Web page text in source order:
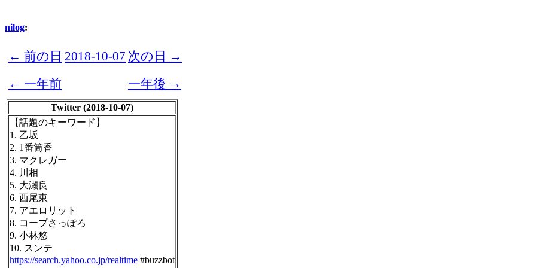
nilog:
← 前の日 2018-10-07 次の日 →
← 一年前
一年後 →
Twitter (2018-10-07)
【話題のキーワード】
1. 乙坂
2. 1番筒香
3. マクレガー
4. 川相
5. 大瀬良
6. 西尾東
7. アエロリット
8. コープさっぽろ
9. 小林悠
10. スンテ
https://search.yahoo.co.jp/realtime #buzzbot